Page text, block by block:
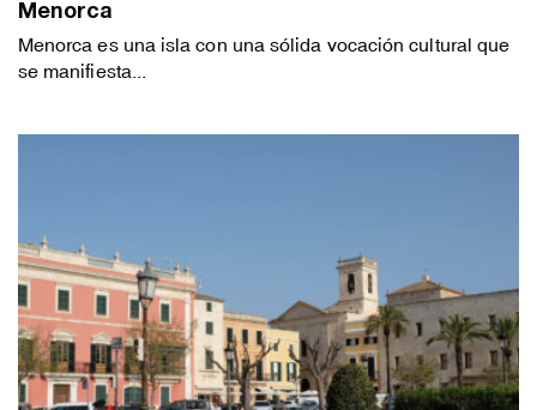
Menorca
Menorca es una isla con una sólida vocación cultural que
se manifiesta...